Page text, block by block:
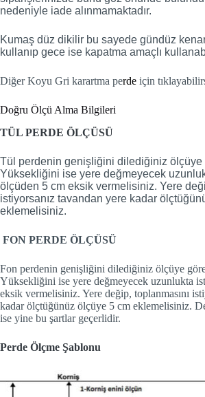
nedeniyle iade alınmamaktadır.
Kumaş düz dikilir bu sayede gündüz
kullanıp gece ise kapatma amaçlı
Diğer Koyu Gri karartma perde için
Doğru Ölçü Alma Bilgileri
TÜL PERDE ÖLÇÜSÜ
Tül perdenin genişliğini dilediğiniz
Yüksekliğini ise yere değmeyecek
ölçüden 5 cm eksik vermelisiniz. Yere
istiyorsanız tavandan yere kadar
eklemelisiniz.
FON PERDE ÖLÇÜSÜ
Fon perdenin genişliğini dilediğiniz ölçüye
Yüksekliğini ise yere değmeyecek uzunlukta
eksik vermelisiniz. Yere değip, toplanmasını
kadar ölçtüğünüz ölçüye 5 cm eklemelisiniz.
ise yine bu şartlar geçerlidir.
Perde Ölçme Şablonu